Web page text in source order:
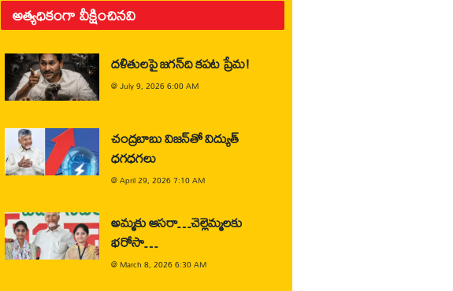
అత్యధికంగా వీక్షించినవి
దళితులపై జగన్‌ది కపట ప్రేమ!
@July 9, 2026 6:00 AM
చంద్రబాబు విజన్‌తో విద్యుత్
ధగధగలు
@April 29, 2026 7:10 AM
అమ్మకు ఆసరా…చెల్లెమ్మలకు
భరోసా…
@ March 8, 2026 6:30 AM